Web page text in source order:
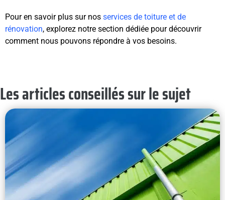
Pour en savoir plus sur nos services de toiture et de
rénovation, explorez notre section dédiée pour découvrir
comment nous pouvons répondre à vos besoins.
Les articles conseillés sur le sujet